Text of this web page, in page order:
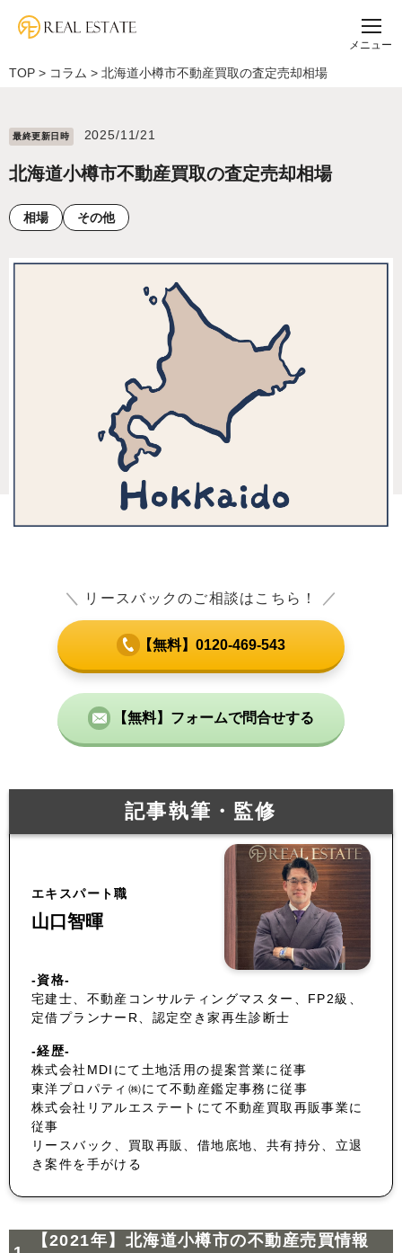
メニュー
TOP > コラム > 北海道小樽市不動産買取の査定売却相場
最終更新⽇時 2025/11/21
北海道小樽市不動産買取の査定売却相場
相場 その他
＼ リースバックのご相談はこちら！ ／
【無料】0120-469-543
【無料】フォームで問合せする
記事執筆・監修
エキスパート職
山口智暉
-資格-
宅建士、不動産コンサルティングマスター、FP2級、
定借プランナーR、認定空き家再生診断士
-経歴-
株式会社MDIにて土地活用の提案営業に従事
東洋プロパティ㈱にて不動産鑑定事務に従事
株式会社リアルエステートにて不動産買取再販事業に
従事
リースバック、買取再販、借地底地、共有持分、立退
き案件を手がける
【2021年】北海道小樽市の不動産売買情報